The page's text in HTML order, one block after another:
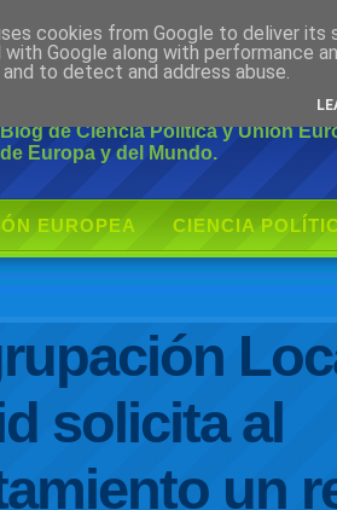
Blog de Ciencia Política y Unión
de Europa y del Mundo.
EUROPEA CIENCIA
solicita al
un
cookies from Google to deliver its
with Google along with performance
to detect and address abuse.